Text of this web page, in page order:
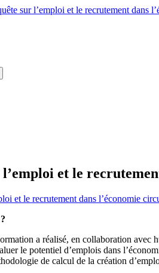
et le
et le recrutement dans l’économie
a réalisé, en collaboration
le potentiel d’emplois dans
de calcul de la création